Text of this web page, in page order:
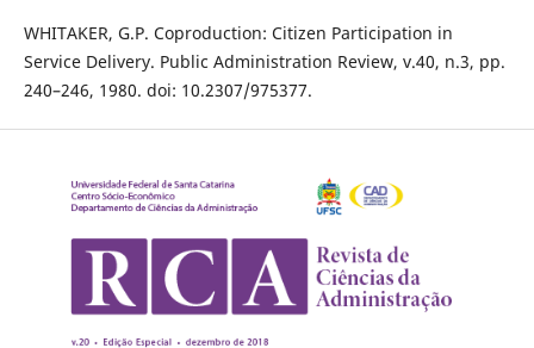
WHITAKER, G.P. Coproduction: Citizen Participation in
Service Delivery. Public Administration Review, v.40, n.3, pp.
240–246, 1980. doi: 10.2307/975377.